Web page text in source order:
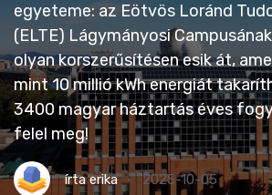
egyeteme: az Eötvös Loránd
(ELTE) Lágymányosi
olyan korszerűsítésen esik át,
mint 10 millió kWh energiát
3400 magyar háztartás éves
felel meg!
írtaerika 2025-10-05